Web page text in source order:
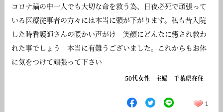
コロナ禍の中一人でも大切な命を救う為、日夜必死で頑張って
いる医療従事者の方々には本当に頭が下がります。私も昔入院
した時看護師さんの暖かい声がけ 笑顔にどんなに癒され救わ
れた事でしょう 本当に有難うございました。これからもお体
に気をつけて頑張って下さい
50代女性 主婦 千葉県在住
1